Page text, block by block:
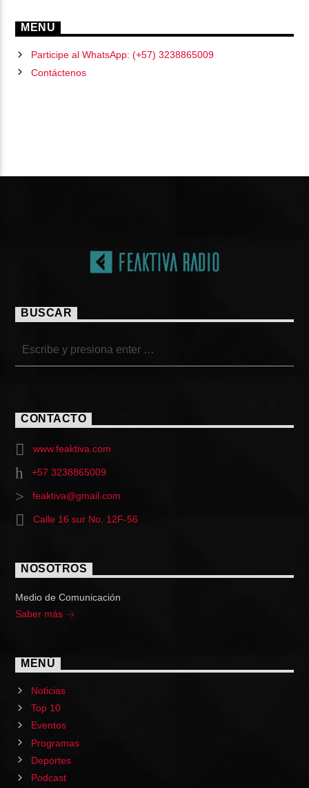
MENU
Participe al WhatsApp: (+57) 3238865009
Contáctenos
BUSCAR
CONTACTO
www.feaktiva.com
+57 3238865009
feaktiva@gmail.com
Calle 16 sur No. 12F-56
NOSOTROS
Medio de Comunicación
Saber más
MENÚ
Noticias
Top 10
Eventos
Programas
Deportes
Podcast